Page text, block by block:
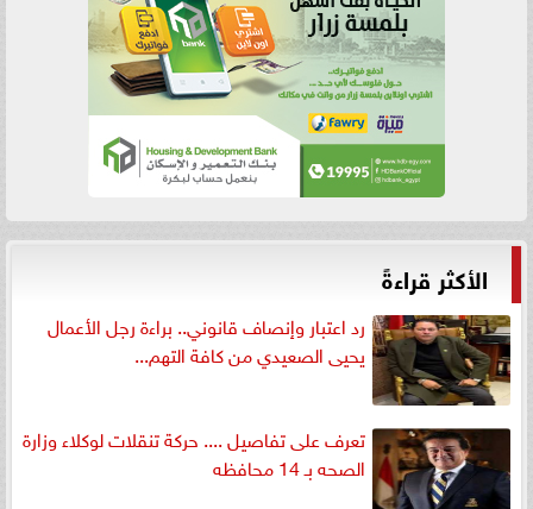
الأكثر قراءةً
رد اعتبار وإنصاف قانوني.. براءة رجل الأعمال
يحيى الصعيدي من كافة التهم...
تعرف على تفاصيل .... حركة تنقلات لوكلاء وزارة
الصحه بـ 14 محافظه